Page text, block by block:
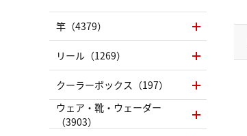
竿（4379）
リール（1269）
クーラーボックス（197）
ウェア・靴・ウェーダー
（3903）